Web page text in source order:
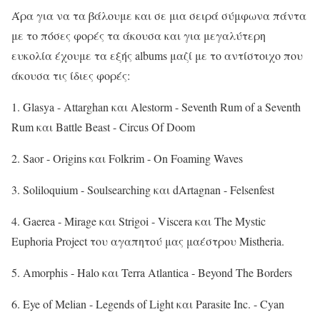
Άρα για να τα βάλουμε και σε μια σειρά σύμφωνα πάντα
με το πόσες φορές τα άκουσα και για μεγαλύτερη
ευκολία έχουμε τα εξής albums μαζί με το αντίστοιχο που
άκουσα τις ίδιες φορές:
1. Glasya - Attarghan και Alestorm - Seventh Rum of a Seventh
Rum και Battle Beast - Circus Of Doom
2. Saor - Origins και Folkrim - On Foaming Waves
3. Soliloquium - Soulsearching και dArtagnan - Felsenfest
4. Gaerea - Mirage και Strigoi - Viscera και The Mystic
Euphoria Project του αγαπητού μας μαέστρου Mistheria.
5. Amorphis - Halo και Terra Atlantica - Beyond The Borders
6. Eye of Melian - Legends of Light και Parasite Inc. - Cyan